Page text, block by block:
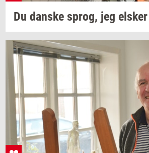
Du dan­ske sprog, jeg el­sker